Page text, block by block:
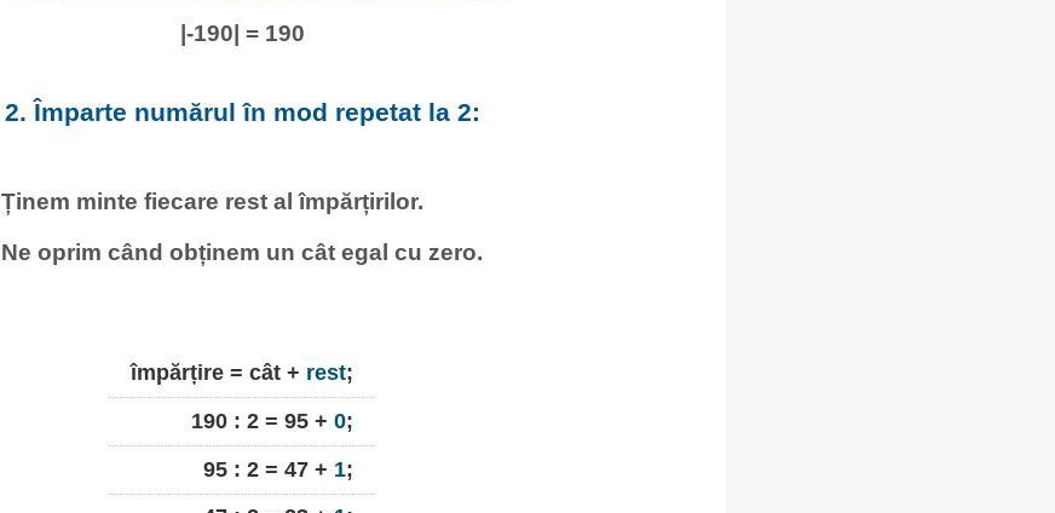
|-190| = 190
2. Împarte numărul în mod repetat la 2:
Ținem minte fiecare rest al împărțirilor.
Ne oprim când obținem un cât egal cu zero.
împărțire = cât + rest;
190 : 2 = 95 + 0;
95 : 2 = 47 + 1;